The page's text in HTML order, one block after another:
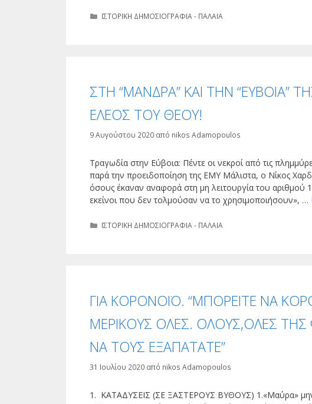
Κατηγορίες
ΙΣΤΟΡΙΚΗ ΔΗΜΟΣΙΟΓΡΑΦΙΑ - ΠΑΛΑΙΑ
ΣΤH “MANΔΡΑ” ΚΑΙ ΤΗΝ “ΕΥΒΟΙΑ”
ΕΛΕΟΣ ΤΟΥ ΘΕΟΥ!
9 Αυγούστου 2020 από nikos Adamopoulos
Τραγωδία στην Εύβοια: Πέντε οι νεκροί από τις
παρά την προειδοποίηση της ΕΜΥ Μάλιστα, ο Νίκος
όσους έκαναν αναφορά στη μη λειτουργία του αριθμού
εκείνοι που δεν τολμούσαν να το χρησιμοποιήσουν», …
Κατηγορίες
ΙΣΤΟΡΙΚΗ ΔΗΜΟΣΙΟΓΡΑΦΙΑ - ΠΑΛΑΙΑ
ΓΙΑ ΚΟΡΟΝΟΪΟ. “ΜΠΟΡΕΙΤΕ ΝΑ
ΜΕΡΙΚΟΥΣ ΟΛΕΣ. ΟΛΟΥΣ,ΟΛΕΣ ΤΗΣ
ΝΑ ΤΟΥΣ ΕΞΑΠΑΤΑΤΕ”
31 Ιουλίου 2020 από nikos Adamopoulos
1. ΚΑΤΑΔΥΣΕΙΣ (ΣΕ ΞΑΣΤΕΡΟΥΣ ΒΥΘΟΥΣ) 1.«Μαύρα»